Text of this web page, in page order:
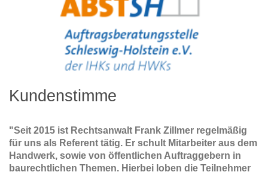
Kundenstimme
"Seit 2015 ist Rechtsanwalt Frank Zillmer regelmäßig
für uns als Referent tätig. Er schult Mitarbeiter aus dem
Handwerk, sowie von öffentlichen Auftraggebern in
baurechtlichen Themen. Hierbei loben die Teilnehmer